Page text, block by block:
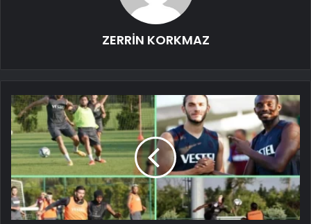
ZERRİN KORKMAZ